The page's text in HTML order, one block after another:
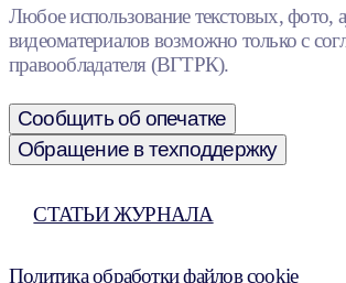
Любое использование текстовых, фото,
видеоматериалов возможно только с
правообладателя (ВГТРК).
Сообщить об опечатке
Обращение в техподдержку
СТАТЬИ ЖУРНАЛА
Политика обработки файлов cookie